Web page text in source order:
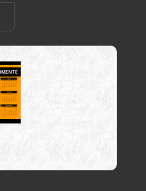
bicicleta MTB